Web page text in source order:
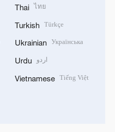
Thai ไทย
Turkish Türkçe
Ukrainian Українська
Urdu اردو
Vietnamese Tiếng Việt